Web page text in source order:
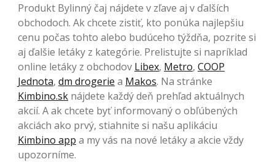
Produkt Bylinný čaj nájdete v zľave aj v ďalších
obchodoch. Ak chcete zistiť, kto ponúka najlepšiu
cenu počas tohto alebo budúceho týždňa, pozrite si
aj ďalšie letáky z kategórie. Prelistujte si napríklad
online letáky z obchodov Libex, Metro, COOP
Jednota, dm drogerie a Makos. Na stránke
Kimbino.sk nájdete každý deň prehľad aktuálnych
akcií. A ak chcete byť informovaný o obľúbených
akciách ako prvý, stiahnite si našu aplikáciu
Kimbino app a my vás na nové letáky a akcie vždy
upozorníme.